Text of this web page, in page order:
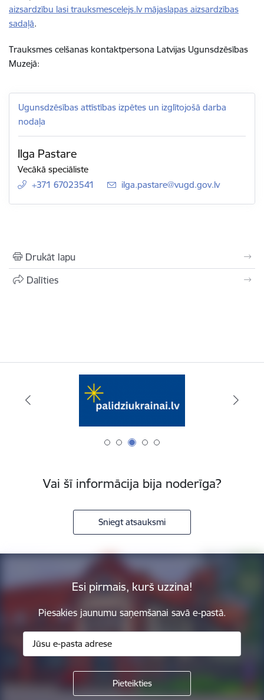
aizsardzību lasi trauksmescelejs.lv mājaslapas aizsardzības
sadaļā.
Trauksmes celšanas kontaktpersona Latvijas Ugunsdzēsības
Muzejā:
Ugunsdzēsības attīstības izpētes un izglītojošā darba
nodaļa
Ilga Pastare
Vecākā speciāliste
+371 67023541
E-pasts:
ilga.pastare@vugd.gov.lv
Drukāt lapu
Dalīties
Vai šī informācija bija noderīga?
Sniegt atsauksmi
Esi pirmais, kurš uzzina!
Piesakies jaunumu saņemšanai savā e-pastā.